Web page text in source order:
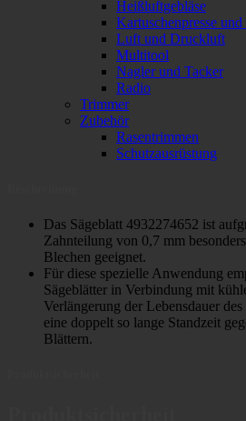
Heißluftgebläse
Kartuschenpresse und
Luft und Druckluft
Multitool
Nagler und Tacker
Radio
Trimmer
Zubehör
Rasentrimmen
Schutzausrüstung
Das Sägeblatt 4932274652 ist
Zahnteilung von 0,7 mm
Blechen geeignet.
Für diese spezielle Anwendung
Sägeblätter in Verbindung mit
Verlängerung der Lebensdauer
eine doppelt so lange Standzeit
Blättern.